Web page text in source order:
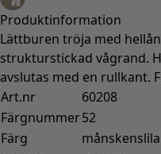
Produktinformation
Lättburen tröja med
strukturstickad vågrand.
avslutas med en rullkant.
Art.nr
60208
Färgnummer52
Färg
månskenslila